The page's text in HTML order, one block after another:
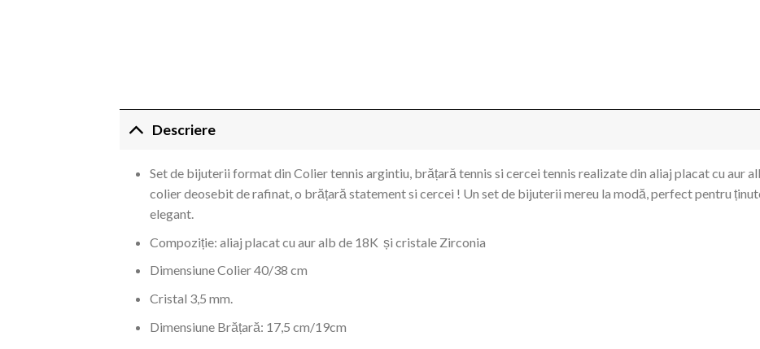
Descriere
Set de bijuterii format din Colier tennis argintiu, brățară tennis si cercei tennis realizate din aliaj placat cu aur
colier deosebit de rafinat, o brățară statement si cercei ! Un set de bijuterii mereu la modă, perfect pentru
elegant.
Compoziție: aliaj placat cu aur alb de 18K și cristale Zirconia
Dimensiune Colier 40/38 cm
Cristal 3,5 mm.
Dimensiune Brățară: 17,5 cm/19cm